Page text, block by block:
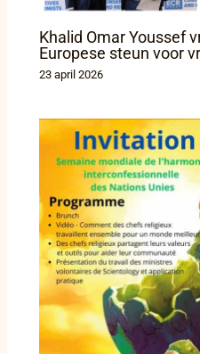
Khalid Omar Youssef
Europese steun voor
23 april 2026